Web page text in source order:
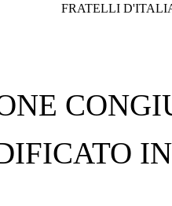
FRATELLI